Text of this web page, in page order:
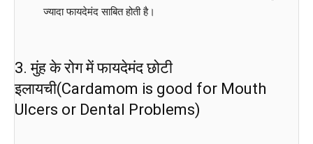
ज्यादा फायदेमंद साबित होती है।
3. मुंह के रोग में फायदेमंद छोटी
इलायची(Cardamom is good for Mouth
Ulcers or Dental Problems)